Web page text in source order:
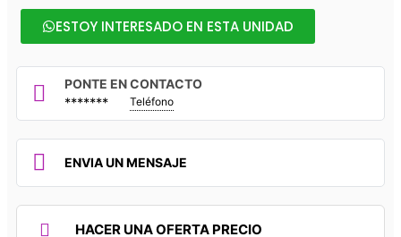
ESTOY INTERESADO EN ESTA UNIDAD
PONTE EN CONTACTO
******* Teléfono
ENVIA UN MENSAJE
HACER UNA OFERTA PRECIO